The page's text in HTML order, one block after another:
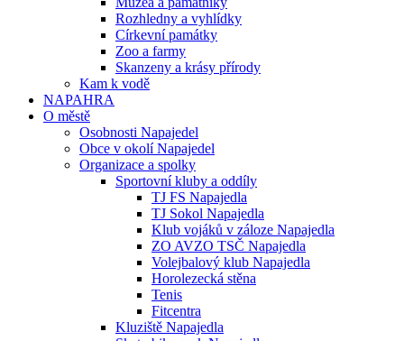
Rozhledny a vyhlídky
Církevní památky
Zoo a farmy
Skanzeny a krásy přírody
Kam k vodě
NAPAHRA
O městě
Osobnosti Napajedel
Obce v okolí Napajedel
Organizace a spolky
Sportovní kluby a oddíly
TJ FS Napajedla
TJ Sokol Napajedla
Klub vojáků v záloze Napajedla
ZO AVZO TSČ Napajedla
Volejbalový klub Napajedla
Horolezecká stěna
Tenis
Fitcentra
Kluziště Napajedla